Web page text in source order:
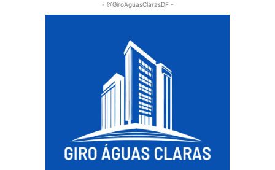
- @GiroAguasClarasDF -